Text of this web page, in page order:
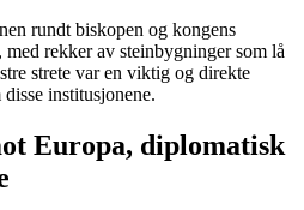
rundt biskopen og kongens
med rekker av steinbygninger som lå
strete var en viktig og direkte
institusjonene.
Europa, diplomatisk